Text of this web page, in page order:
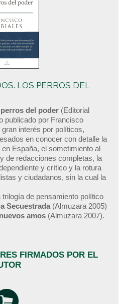
LOS PERROS DEL
del poder (Editorial
publicado por Francisco
interés por políticos,
en conocer con detalle la
España, el sometimiento al
de redacciones completas, la
y crítico y la rotura
y ciudadanos, sin la cual la
de pensamiento político
Secuestrada (Almuzara 2005)
amos (Almuzara 2007).
FIRMADOS POR EL